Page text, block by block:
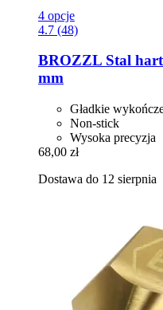
4 opcje
4.7 (48)
BROZZL Stal
mm
Gładkie
Non-stick
Wysoka precyzja
68,00 zł
Dostawa do 12 sierpnia